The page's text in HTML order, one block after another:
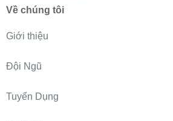
Về chúng tôi
Giới thiệu
Đội Ngũ
Tuyển Dụng